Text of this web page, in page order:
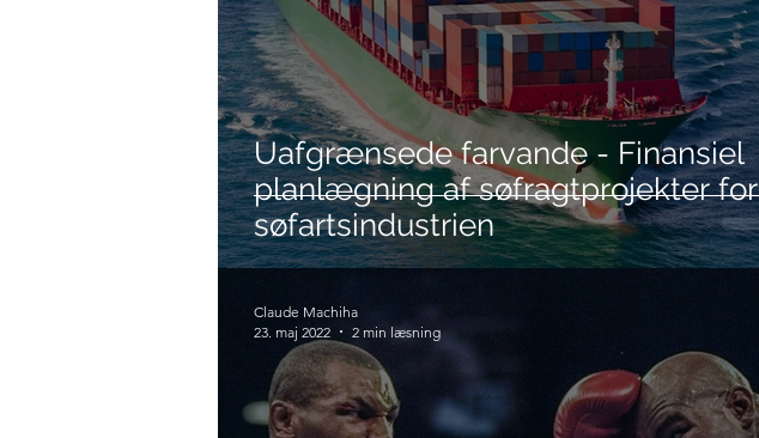
Uafgrænsede farvande - Finansiel
planlægning af søfragtprojekter for
søfartsindustrien
Claude Machiha
23. maj 2022
2 min læsning